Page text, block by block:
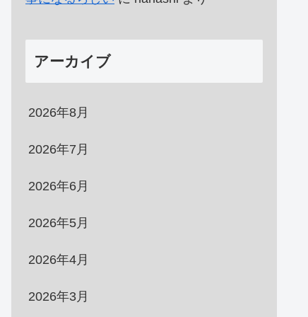
アーカイブ
2026年8月
2026年7月
2026年6月
2026年5月
2026年4月
2026年3月